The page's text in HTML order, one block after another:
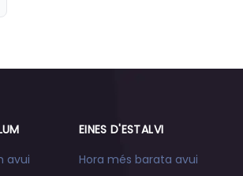
avui
EINES D'ESTALVI
Hora més barata avui